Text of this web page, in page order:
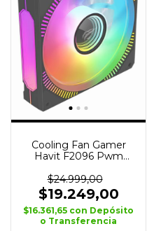
Cooling Fan Gamer
Havit F2096 Pwm
$24.999,00
$19.249,00
$16.361,65 con Depósito
o Transferencia